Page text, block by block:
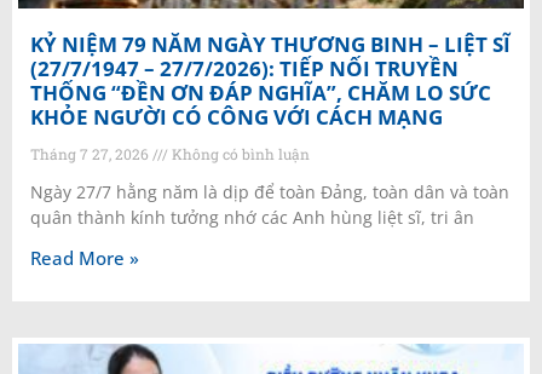
KỶ NIỆM 79 NĂM NGÀY THƯƠNG BINH – LIỆT SĨ
(27/7/1947 – 27/7/2026): TIẾP NỐI TRUYỀN
THỐNG “ĐỀN ƠN ĐÁP NGHĨA”, CHĂM LO SỨC
KHỎE NGƯỜI CÓ CÔNG VỚI CÁCH MẠNG
Tháng 7 27, 2026 Không có bình luận
Ngày 27/7 hằng năm là dịp để toàn Đảng, toàn dân và toàn
quân thành kính tưởng nhớ các Anh hùng liệt sĩ, tri ân
Read More »